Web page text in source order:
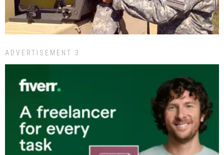
ADVERTISEMENT 3